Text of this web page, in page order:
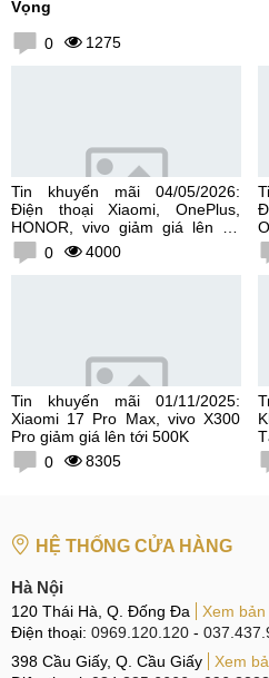
Vọng
0 1275
Tin khuyến mãi 04/05/2026:
Điện thoại Xiaomi, OnePlus,
HONOR, vivo giảm giá lên tới
300K0 4000
Tin khuyến mãi 01/11/2025:
Xiaomi 17 Pro Max, vivo X300
Pro giảm giá lên tới 500K
0
8305
HỆ THỐNG CỬA HÀNG
Hà Nội
120 Thái Hà, Q. Đống Đa
Xem bản
Điện thoại: 0969.120.120 -
398 Cầu Giấy, Q. Cầu Giấy
Xem